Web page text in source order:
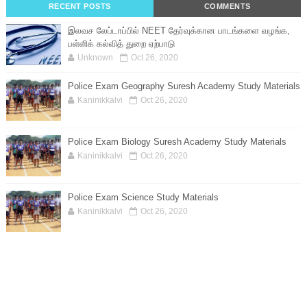
RECENT POSTS COMMENTS
இலவச லேப்டாப்பில் NEET தேர்வுக்கான பாடங்களை வழங்க,
பள்ளிக் கல்வித் துறை ஏற்பாடு
Unknown Oct 26, 2020
Police Exam Geography Suresh Academy Study Materials
Kaninikkalvi Oct 26, 2020
Police Exam Biology Suresh Academy Study Materials
Kaninikkalvi Oct 26, 2020
Police Exam Science Study Materials
Kaninikkalvi Oct 26, 2020